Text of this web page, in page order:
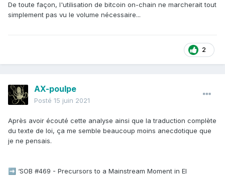
De toute façon, l'utilisation de bitcoin on-chain ne marcherait tout
simplement pas vu le volume nécessaire...
2
AX-poulpe
Posté 15 juin 2021
Après avoir écouté cette analyse ainsi que la traduction complète
du texte de loi, ça me semble beaucoup moins anecdotique que
je ne pensais.
➡️ ‘SOB #469 - Precursors to a Mainstream Moment in El